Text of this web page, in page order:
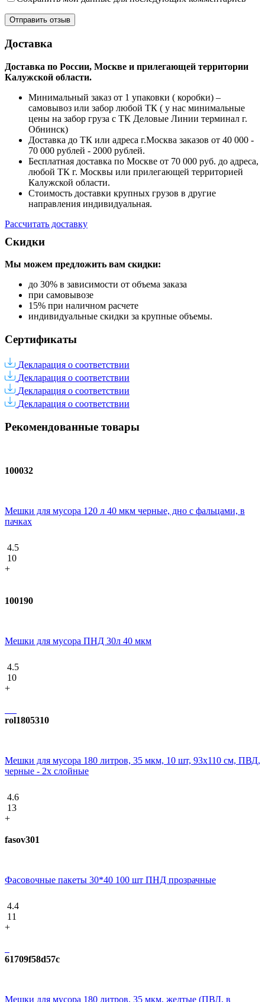
Доставка
Доставка по России, Москве и прилегающей территории
Калужской области.
Минимальный заказ от 1 упаковки ( коробки) –
самовывоз или забор любой ТК ( у нас минимальные
цены на забор груза с ТК Деловые Линии терминал г.
Обнинск)
Доставка до ТК или адреса г.Москва заказов от 40 000 -
70 000 рублей - 2000 рублей.
Бесплатная доставка по Москве от 70 000 руб. до адреса,
любой ТК г. Москвы или прилегающей территорией
Калужской области.
Стоимость доставки крупных грузов в другие
направления индивидуальная.
Рассчитать доставку
Скидки
Мы можем предложить вам скидки:
до 30% в зависимости от объема заказа
при самовывозе
15% при наличном расчете
индивидуальные скидки за крупные объемы.
Сертификаты
Декларация о соответствии
Декларация о соответствии
Декларация о соответствии
Декларация о соответствии
Рекомендованные товары
100032
Мешки для мусора 120 л 40 мкм черные, дно с фальцами, в
пачках
4.5
10
+
100190
Мешки для мусора ПНД 30л 40 мкм
4.5
10
+
rol1805310
Мешки для мусора 180 литров, 35 мкм, 10 шт, 93х110 см, ПВД,
черные - 2х слойные
4.6
13
+
fasov301
Фасовочные пакеты 30*40 100 шт ПНД прозрачные
4.4
11
+
61709f58d57c
Мешки для мусора 180 литров, 35 мкм, желтые (ПВД, в